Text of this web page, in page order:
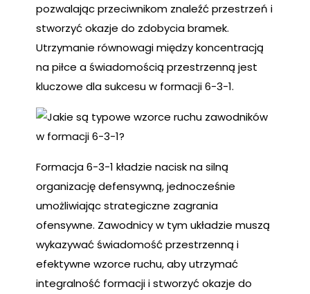
pozwalając przeciwnikom znaleźć przestrzeń i
stworzyć okazje do zdobycia bramek.
Utrzymanie równowagi między koncentracją
na piłce a świadomością przestrzenną jest
kluczowe dla sukcesu w formacji 6-3-1.
Formacja 6-3-1 kładzie nacisk na silną
organizację defensywną, jednocześnie
umożliwiając strategiczne zagrania
ofensywne. Zawodnicy w tym układzie muszą
wykazywać świadomość przestrzenną i
efektywne wzorce ruchu, aby utrzymać
integralność formacji i stworzyć okazje do